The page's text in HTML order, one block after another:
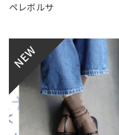
ペレボルサ
NEW